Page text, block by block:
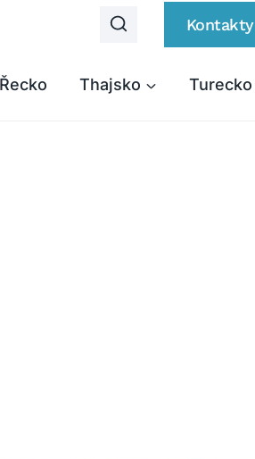
Kontakty
Řecko Thajsko Turecko